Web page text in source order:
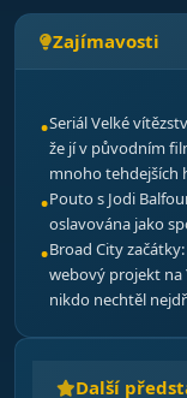
Zajímavosti
Seriál Velké
že jí v původním
mnoho tehdejších
Pouto s Jodi
oslavována jako
Broad City
webový projekt na
nikdo nechtěl
Další